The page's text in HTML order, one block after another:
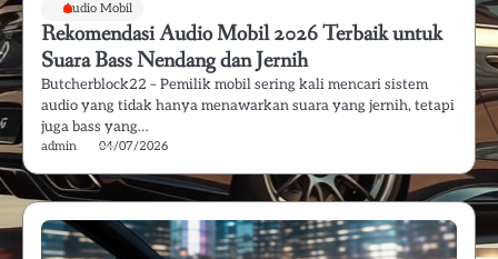
Audio Mobil
Rekomendasi Audio Mobil 2026 Terbaik untuk
Suara Bass Nendang dan Jernih
Butcherblock22 – Pemilik mobil sering kali mencari sistem
audio yang tidak hanya menawarkan suara yang jernih, tetapi
juga bass yang…
admin 04/07/2026